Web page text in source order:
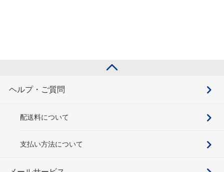
ヘルプ・ご質問
配送料について
支払い方法について